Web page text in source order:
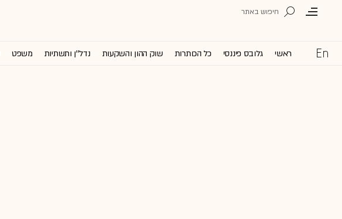
ראשי גלובס פיננסי כל הכותרות שוק ההון והשקעות נדל''ן ותשתיות משפט